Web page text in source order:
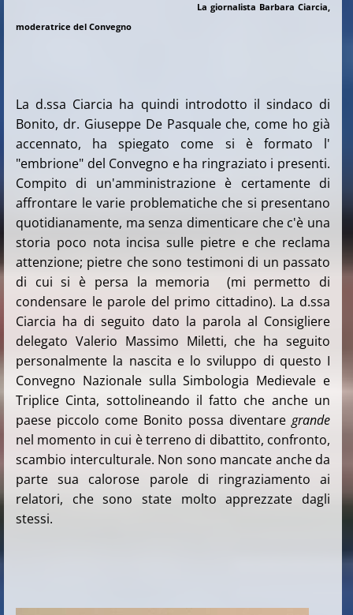
La giornalista Barbara Ciarcia,
moderatrice del Convegno
La d.ssa Ciarcia ha quindi introdotto il sindaco di
Bonito, dr. Giuseppe De Pasquale che, come ho già
accennato, ha spiegato come si è formato l'
"embrione" del Convegno e ha ringraziato i presenti.
Compito di un'amministrazione è certamente di
affrontare le varie problematiche che si presentano
quotidianamente, ma senza dimenticare che c'è una
storia poco nota incisa sulle pietre e che reclama
attenzione; pietre che sono testimoni di un passato
di cui si è persa la memoria (mi permetto di
condensare le parole del primo cittadino). La d.ssa
Ciarcia ha di seguito dato la parola al Consigliere
delegato Valerio Massimo Miletti, che ha seguito
personalmente la nascita e lo sviluppo di questo I
Convegno Nazionale sulla Simbologia Medievale e
Triplice Cinta, sottolineando il fatto che anche un
paese piccolo come Bonito possa diventaregrande
nel momento in cui è terreno di dibattito, confronto,
scambio interculturale. Non sono mancate anche da
parte sua calorose parole di ringraziamento ai
relatori, che sono state molto apprezzate dagli
stessi.